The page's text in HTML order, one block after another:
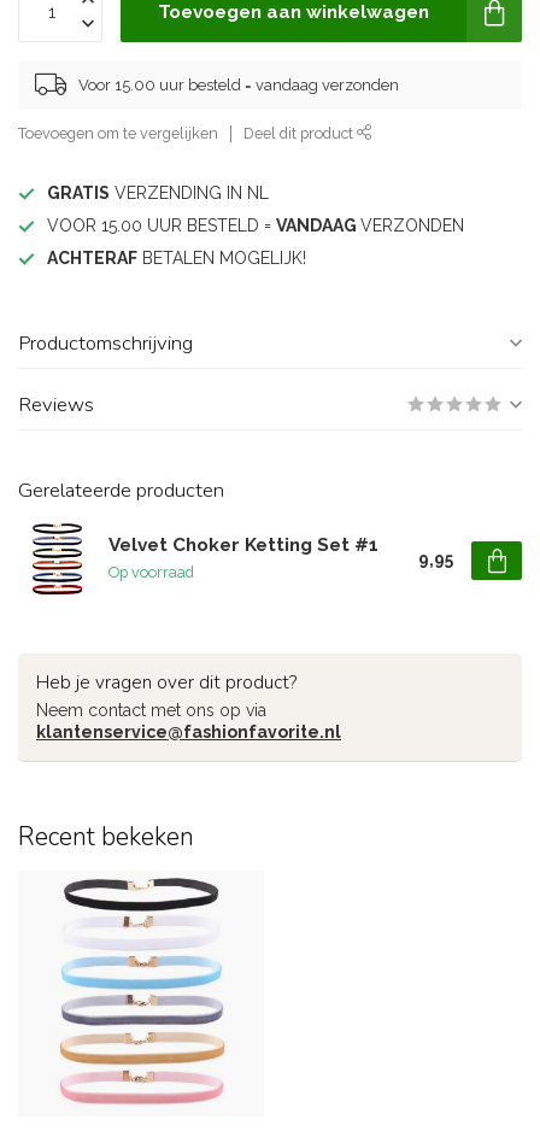
Toevoegen aan winkelwagen
Voor 15.00 uur besteld = vandaag verzonden
Toevoegen om te vergelijken Deel dit product
GRATIS VERZENDING IN NL
VOOR 15.00 UUR BESTELD = VANDAAG VERZONDEN
ACHTERAF BETALEN MOGELIJK!
Productomschrijving
Reviews
Gerelateerde producten
Velvet Choker Ketting Set #1
Op voorraad
9,95
Heb je vragen over dit product?
Neem contact met ons op via
klantenservice@fashionfavorite.nl
Recent bekeken